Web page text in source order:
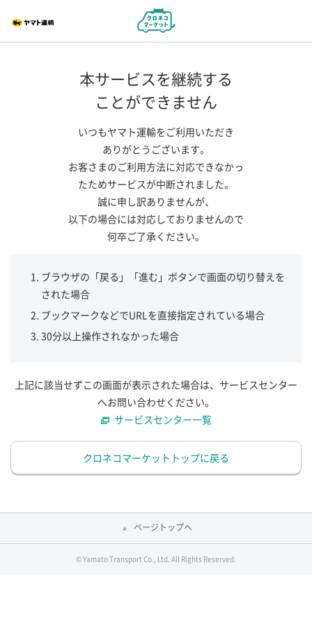
本サービスを継続する
ことができません
いつもヤマト運輸をご利用いただき
ありがとうございます。
お客さまのご利用方法に対応できなかっ
たためサービスが中断されました。
誠に申し訳ありませんが、
以下の場合には対応しておりませんので
何卒ご了承ください。
ブラウザの「戻る」「進む」ボタンで画面の切り替えを
された場合
ブックマークなどでURLを直接指定されている場合
30分以上操作されなかった場合
上記に該当せずこの画面が表示された場合は、サービスセンター
へお問い合わせください。
サービスセンター一覧
クロネコマーケットトップに戻る
ページトップへ
© Yamato Transport Co., Ltd. All Rights Reserved.